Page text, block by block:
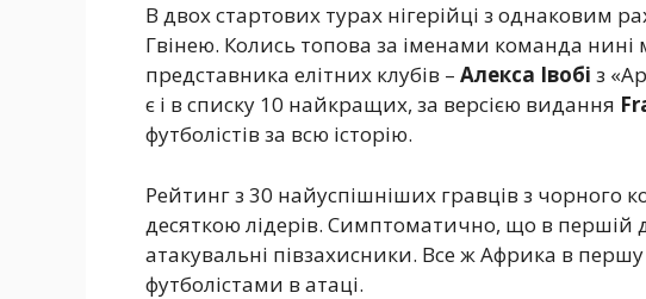
В двох стартових турах нігерійці з однаковим
Гвінею. Колись топова за іменами команда нині
представника елітних клубів – Алекса Івобі з
є і в списку 10 найкращих, за версією видання
футболістів за всю історію.
Рейтинг з 30 найуспішніших гравців з чорного
десяткою лідерів. Симптоматично, що в першій
атакувальні півзахисники. Все ж Африка в
футболістами в атаці.